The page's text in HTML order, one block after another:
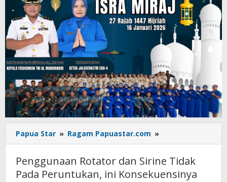
Papua Star » Ragam Papuastar.com »
Rotator
Sirine
Tidak
Penggunaan Rotator dan Sirine Tidak
Pada Peruntukan, ini Konsekuensinya